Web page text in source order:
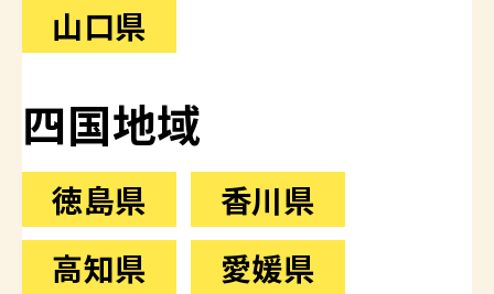
山口県
四国地域
徳島県
香川県
高知県
愛媛県